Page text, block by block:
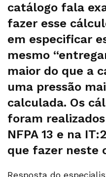
catálogo fala
fazer esse
em especificar
mesmo
maior do que a
uma pressão
calculada. Os
foram
NFPA 13 e na
que fazer neste
Resposta do